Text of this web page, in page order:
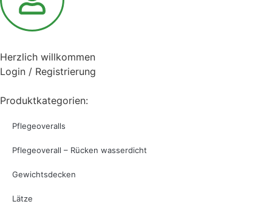
Herzlich willkommen
Login / Registrierung
Produktkategorien:
Pflegeoveralls
Pflegeoverall – Rücken wasserdicht
Gewichtsdecken
Lätze